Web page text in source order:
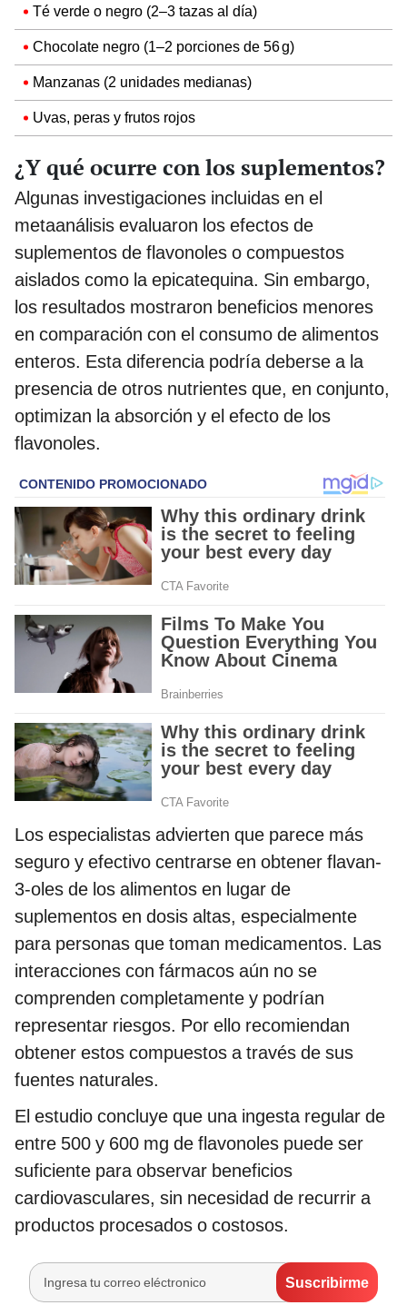
Té verde o negro (2–3 tazas al día)
Chocolate negro (1–2 porciones de 56 g)
Manzanas (2 unidades medianas)
Uvas, peras y frutos rojos
¿Y qué ocurre con los suplementos?
Algunas investigaciones incluidas en el
metaanálisis evaluaron los efectos de
suplementos de flavonoles o compuestos
aislados como la epicatequina. Sin embargo,
los resultados mostraron beneficios menores
en comparación con el consumo de alimentos
enteros. Esta diferencia podría deberse a la
presencia de otros nutrientes que, en conjunto,
optimizan la absorción y el efecto de los
flavonoles.
Los especialistas advierten que parece más
seguro y efectivo centrarse en obtener flavan-
3-oles de los alimentos en lugar de
suplementos en dosis altas, especialmente
para personas que toman medicamentos. Las
interacciones con fármacos aún no se
comprenden completamente y podrían
representar riesgos. Por ello recomiendan
obtener estos compuestos a través de sus
fuentes naturales.
El estudio concluye que una ingesta regular de
entre 500 y 600 mg de flavonoles puede ser
suficiente para observar beneficios
cardiovasculares, sin necesidad de recurrir a
productos procesados o costosos.